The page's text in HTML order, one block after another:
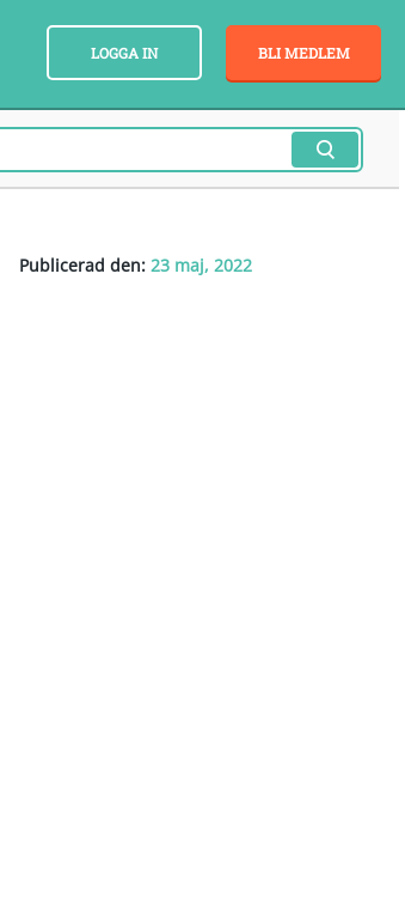
BLI MEDLEM
LOGGA IN
Publicerad den: 23 maj, 2022